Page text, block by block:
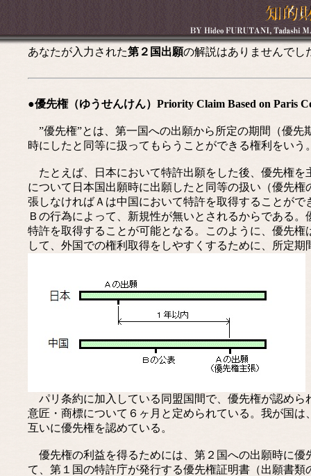
あなたが入力された第２国出願の解説はありませんでし
●優先権（ゆうせんけん）Priority Claim Based on Paris
”優先権”とは、第一国への出願から所定の期間（優先
時にしたと同等に扱ってもらうことができる権利をいう
たとえば、日本において特許出願をした後、優先権を
について日本国出願時に出願したと同等の扱い（優先
張しなければＡは中国において特許を取得することが
Ｂの行為によって、新規性が無いとされるからである
特許を取得することが可能となる。このように、優先
して、外国での権利取得をしやすくするために、所定
パリ条約に加入している同盟国間で、優先権が認めら
意匠・商標について６ヶ月と定められている。我が国
互いに優先権を認めている。
優先権の利益を得るためには、第２国への出願時に優
て、第１国の特許庁が発行する優先権証明書（出願書